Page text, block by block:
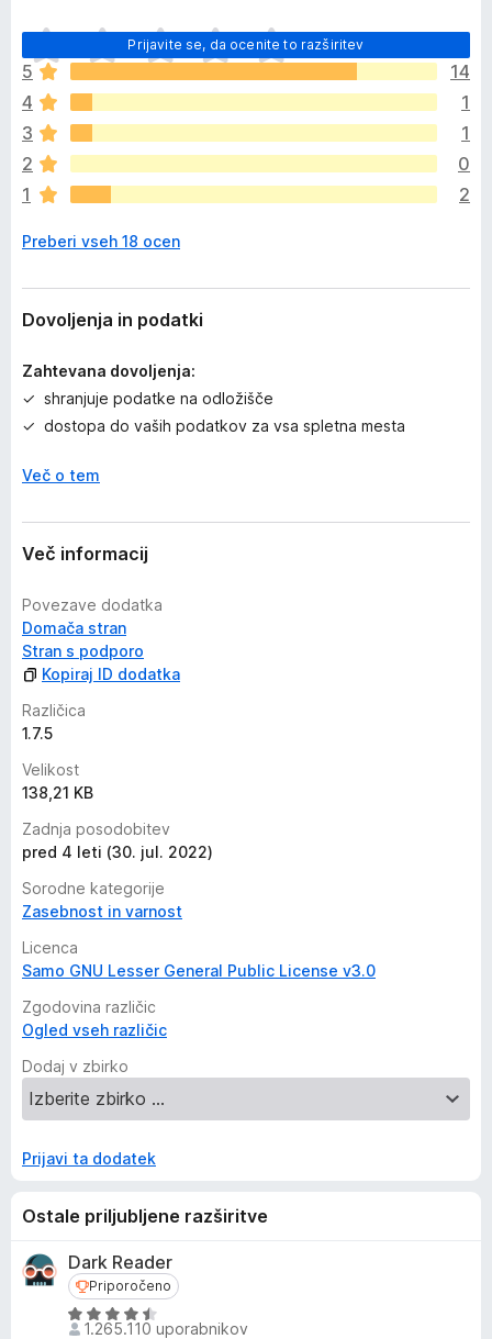
o
x
i
Prijavite se, da ocenite to razširitev
Š
e
n
i
o
c
e
n
e
o
5
14
4
1
3
1
2
0
1
2
Preberi vseh 18 ocen
Dovoljenja in podatki
Zahtevana dovoljenja:
shranjuje podatke na odložišče
dostopa do vaših podatkov za vsa spletna mesta
Več o tem
Več informacij
Povezave dodatka
Domača stran
Stran s podporo
Kopiraj ID dodatka
Različica
1.7.5
Velikost
138,21 KB
Zadnja posodobitev
pred 4 leti (30. jul. 2022)
Sorodne kategorije
Zasebnost in varnost
Licenca
Samo GNU Lesser General Public License v3.0
Zgodovina različic
Ogled vseh različic
Dodaj v zbirko
Prijavi ta dodatek
Ostale priljubljene razširitve
Dark Reader
Priporočeno
Priporočeno
O
1.265.110 uporabnikov